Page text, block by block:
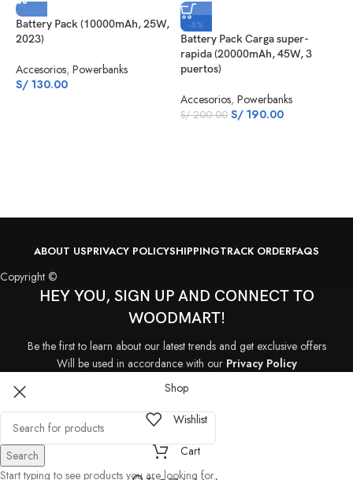
Battery Pack (10000mAh, 25W,
2023)
Accesorios, Powerbanks
S/ 130.00
-5%
Battery Pack Carga super-
rapida (20000mAh, 45W, 3
puertos)
Accesorios, Powerbanks
S/200.00 S/190.00
ABOUT USPRIVACY POLICYSHIPPINGTRACK ORDERFAQS
Copyright ©
HEY YOU, SIGN UP AND CONNECT TO
WOODMART!
Be the first to learn about our latest trends and get exclusive offers
Will be used in accordance with our Privacy Policy
Search
Start typing to see products you are looking for.
Shop
Wishlist
Cart